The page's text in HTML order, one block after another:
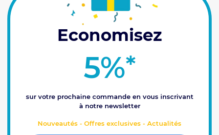
Kit Jauge Electronique pour Xenius (pour
cuve inférieure à 3,5 mètres )
Ce kit spécialement conçu pour la jauge
Economisez
5%*
sur votre prochaine commande en vous inscrivant
à notre newsletter
Nouveautés - Offres exclusives - Actualités